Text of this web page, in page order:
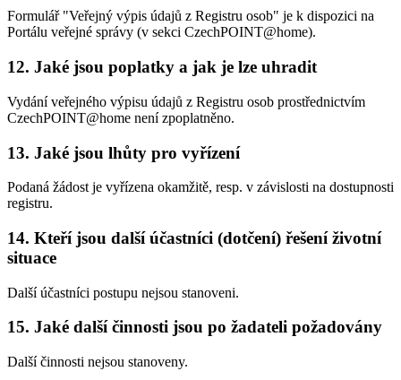
Formulář "Veřejný výpis údajů z Registru osob" je k dispozici na
Portálu veřejné správy (v sekci CzechPOINT@home).
12. Jaké jsou poplatky a jak je lze uhradit
Vydání veřejného výpisu údajů z Registru osob prostřednictvím
CzechPOINT@home není zpoplatněno.
13. Jaké jsou lhůty pro vyřízení
Podaná žádost je vyřízena okamžitě, resp. v závislosti na dostupnosti
registru.
14. Kteří jsou další účastníci (dotčení) řešení životní
situace
Další účastníci postupu nejsou stanoveni.
15. Jaké další činnosti jsou po žadateli požadovány
Další činnosti nejsou stanoveny.